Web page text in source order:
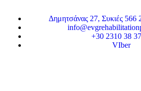
Δημητσάνας 27, Συκιές 566
+30 2310 38
VIber